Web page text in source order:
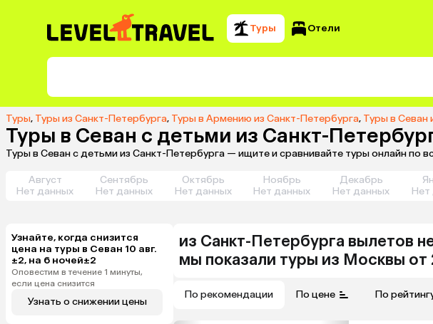
Туры Отели
Туры, Туры из Санкт-Петербурга, Туры в Армению из Санкт-Петербурга, Туры в Севан
Туры в Севан с детьми из Санкт-
Туры в Севан с детьми из Санкт-Петербурга — ищите и сравнивайте туры онлайн по
Август
Нет данных
Сентябрь
Нет данных
Октябрь
Нет данных
Ноябрь
Нет данных
Декабрь
Нет данных
Нет
Узнайте, когда снизится
цена на туры в Севан 10 авг.
±2, на 6 ночей±2
Оповестим в течение 1 минуты,
если цена снизится
Узнать о снижении цены
из Санкт-Петербурга вылетов
мы показали туры из Москвы от
По рекомендации По цене По